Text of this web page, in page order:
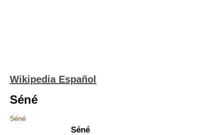
Wikipedia Español
Séné
Séné
Séné